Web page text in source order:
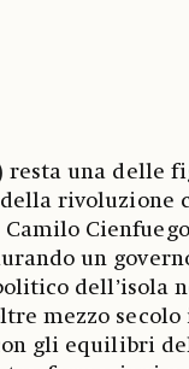
resta una delle
rivoluzione
Camilo
un
dell’isola
mezzo
gli equilibri